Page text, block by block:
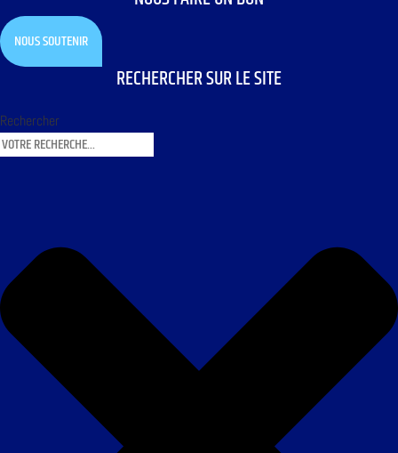
NOUS SOUTENIR
RECHERCHER SUR LE SITE
Rechercher